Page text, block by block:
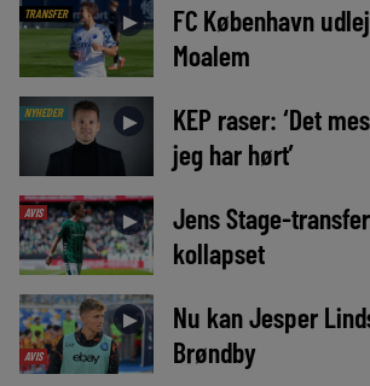
TRANSFER ►
FC København
Moalem
NYHEDER ►
KEP raser: ‘Det
jeg har hørt’
AVIS ►
Jens Stage-
kollapset
AVIS
►
Nu kan Jesper
Brøndby